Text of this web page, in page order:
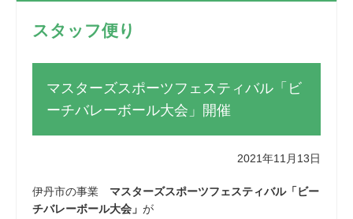
スタッフ便り
マスターズスポーツフェスティバル「ビ
ーチバレーボール大会」開催
2021年11月13日
伊丹市の事業 マスターズスポーツフェスティバル「ビー
チバレーボール大会」 が